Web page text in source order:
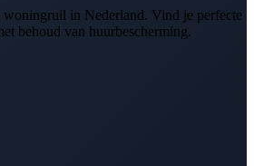
in Nederland. Vind je perfecte
behoud van huurbescherming.